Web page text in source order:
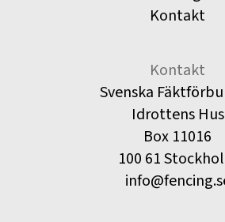
Kontakt
Kontakt
Svenska
Idrottens Hus
Box 11016
100 61